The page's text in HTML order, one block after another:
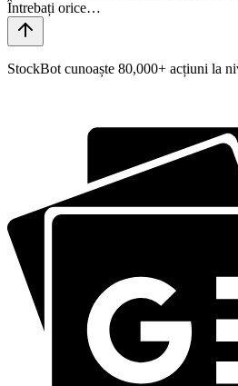
StockBot cunoaște 80,000+ acțiuni la